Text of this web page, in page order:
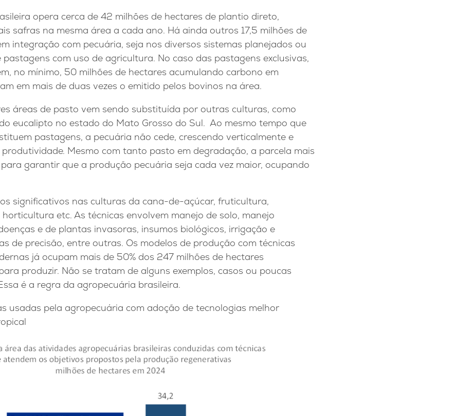
opera cerca de 42 milhões de hectares de plantio direto,
safras na mesma área a cada ano. Há ainda outros 17,5 milhões de
integração com pecuária, seja nos diversos sistemas planejados ou
com uso de agricultura. No caso das pastagens exclusivas,
no mínimo, 50 milhões de hectares acumulando carbono em
em mais de duas vezes o emitido pelos bovinos na área.
áreas de pasto vem sendo substituída por outras culturas, como
eucalipto no estado do Mato Grosso do Sul. Ao mesmo tempo que
pastagens, a pecuária não cede, crescendo verticalmente e
Mesmo com tanto pasto em degradação, a parcela mais
garantir que a produção pecuária seja cada vez maior, ocupando
significativos nas culturas da cana-de-açúcar, fruticultura,
etc. As técnicas envolvem manejo de solo, manejo
e de plantas invasoras, insumos biológicos, irrigação e
de precisão, entre outras. Os modelos de produção com técnicas
já ocupam mais de 50% dos 247 milhões de hectares
produzir. Não se tratam de alguns exemplos, casos ou poucas
é a regra da agropecuária brasileira.
usadas pela agropecuária com adoção de tecnologias melhor